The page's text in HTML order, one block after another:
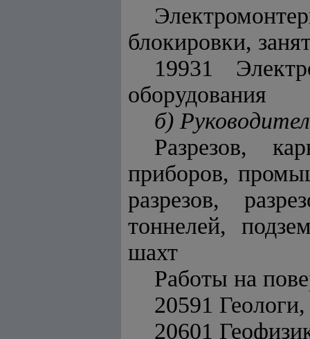
блокировки,
19931
оборудования
б)
Разрезов,
приборов,
разрезов,
тоннелей,
шахт
Работы на
20591
20601